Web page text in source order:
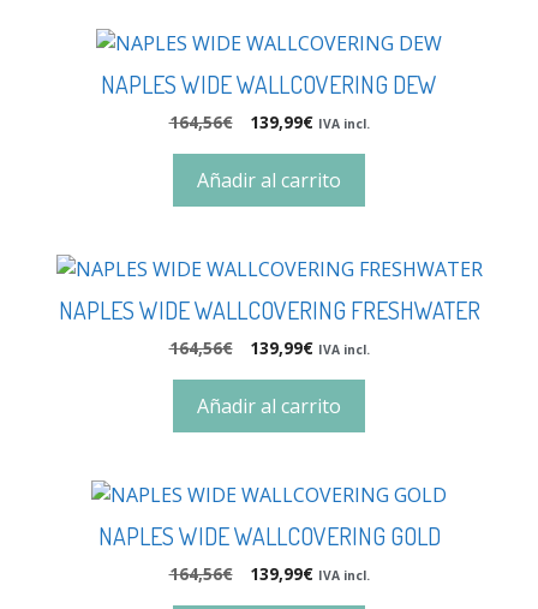
NAPLES WIDE WALLCOVERING DEW
164,56€ 139,99€ IVA incl.
Añadir al carrito
NAPLES WIDE WALLCOVERING FRESHWATER
164,56€ 139,99€ IVA incl.
Añadir al carrito
NAPLES WIDE WALLCOVERING GOLD
164,56€ 139,99€ IVA incl.